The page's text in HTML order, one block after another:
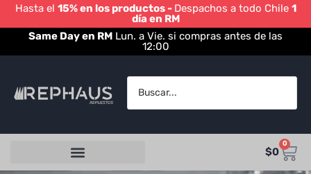
Hasta el 15% en los productos - Despachos a todo Chile 1
día en RM
Same Day en RM Lun. a Vie. si compras antes de las
12:00
$0
0